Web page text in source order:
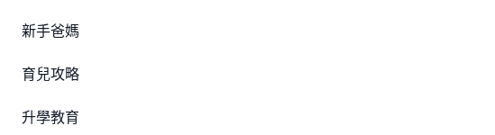
新手爸媽
育兒攻略
升學教育